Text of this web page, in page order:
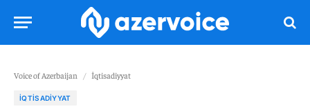
Voice of Azerbaijan / İqtisadiyyat
İQTISADIYYAT